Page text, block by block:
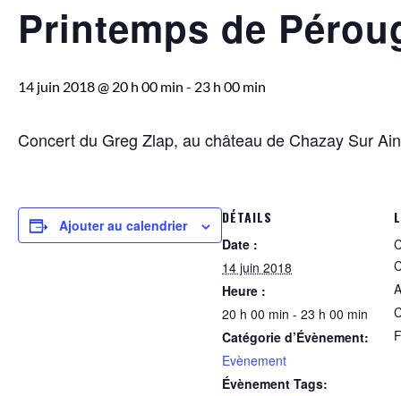
Printemps de
14 juin 2018 @ 20 h 00 min - 23 h 00 min
Concert du Greg Zlap, au château de Chazay Sur
Ajouter au calendrier DÉTAILS
Date :
14 juin 2018
Heure :
20 h 00 min - 23 h 00 min
Catégorie d’Évènement:
Evènement
Évènement Tags: